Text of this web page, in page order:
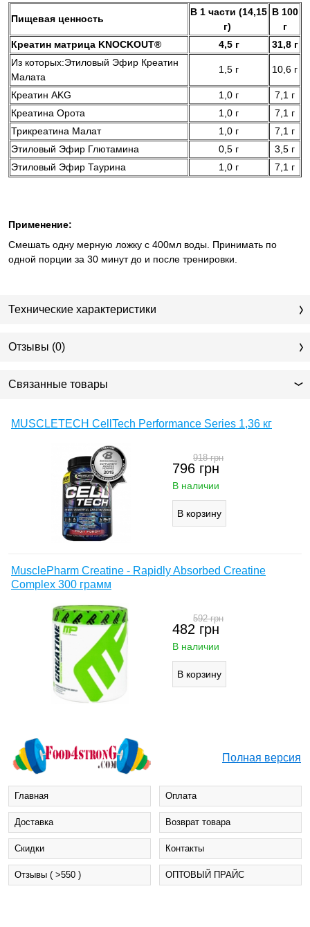
Пищевая ценность
В 1 части (14,15
г)
В 100
г
Креатин матрица KNOCKOUT®
4,5 г
31,8 г
Из которых:Этиловый Эфир Креатин
Малата
1,5 г 10,6 г
Креатин AKG 1,0 г
7,1 г
Креатина Орота
1,0 г
7,1 г
Трикреатина Малат
1,0 г
7,1 г
Этиловый Эфир Глютамина
0,5 г
3,5 г
Этиловый Эфир Таурина
1,0 г 7,1 г
Применение:
Смешать одну мерную ложку с 400мл воды. Принимать по
одной порции за 30 минут до и после тренировки.
Технические характеристики
Отзывы (0)
Связанные товары
MUSCLETECH CellTech Performance Series 1,36 кг
796 грн
918грн
В наличии
MusclePharm Creatine - Rapidly Absorbed Creatine
Complex 300 грамм
482 грн
592грн
В наличии
Полная версия
Главная Оплата
Доставка Возврат товара
Cкидки Контакты
Отзывы ( >550 ) ОПТОВЫЙ ПРАЙС